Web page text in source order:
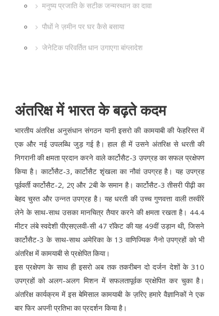
मनुष्य प्रजाति के सटीक जन्मस्थान का दावा
पौधों ने ज़मीन पर घर कैसे बसाया
जेनेटिक परिवर्तित धान उगाएगा बांग्लादेश
अंतरिक्ष में भारत के बढ़ते कदम
भारतीय अंतरिक्ष अनुसंधान संगठन यानी इसरो की कामयाबी की फेहरिस्त में
एक और नई उपलब्धि जुड़ गई है। हाल ही में उसने अंतरिक्ष से धरती की
निगरानी की क्षमता प्रदान करने वाले कार्टोसैट-3 उपग्रह का सफल प्रक्षेपण
किया है। कार्टोसैट-3, कार्टोसैट शृंखला का नौवां उपग्रह है। यह उपग्रह
पूर्ववर्ती कार्टोसैट-2, 2ए और 2बी के समान है। कार्टोसैट-3 तीसरी पीढ़ी का
बेहद चुस्त और उन्नत उपग्रह है। यह धरती की उच्च गुणवत्ता वाली तस्वीरें
लेने के साथ-साथ उसका मानचित्र तैयार करने की क्षमता रखता है। 44.4
मीटर लंबे स्वदेशी पीएसएलवी-सी 47 रॉकेट की यह 49वीं उड़ान थी, जिसने
कार्टोसैट-3 के साथ-साथ अमेरिका के 13 वाणिज्यिक नैनो उपग्रहों को भी
अंतरिक्ष में कामयाबी से प्रक्षेपित किया।
इस प्रक्षेपण के साथ ही इसरो अब तक तकरीबन दो दर्जन देशों के 310
उपग्रहों को अलग-अलग मिशन में सफलतापूर्वक प्रक्षेपित कर चुका है।
अंतरिक्ष कार्यक्रम में इस बेमिसाल कामयाबी के ज़रिए हमारे वैज्ञानिकों ने एक
बार फिर अपनी प्रतिभा का प्रदर्शन किया है।